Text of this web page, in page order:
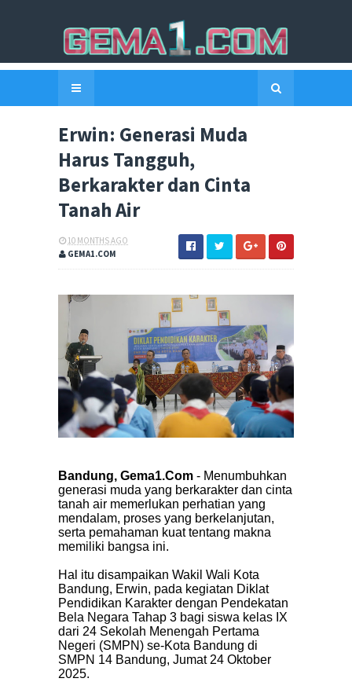
Erwin: Generasi Muda
Harus Tangguh,
Berkarakter dan Cinta
Tanah Air
10 MONTHS AGO
GEMA1.COM
Bandung, Gema1.Com - Menumbuhkan
generasi muda yang berkarakter dan cinta
tanah air memerlukan perhatian yang
mendalam, proses yang berkelanjutan,
serta pemahaman kuat tentang makna
memiliki bangsa ini.
Hal itu disampaikan Wakil Wali Kota
Bandung, Erwin, pada kegiatan Diklat
Pendidikan Karakter dengan Pendekatan
Bela Negara Tahap 3 bagi siswa kelas IX
dari 24 Sekolah Menengah Pertama
Negeri (SMPN) se-Kota Bandung di
SMPN 14 Bandung, Jumat 24 Oktober
2025.